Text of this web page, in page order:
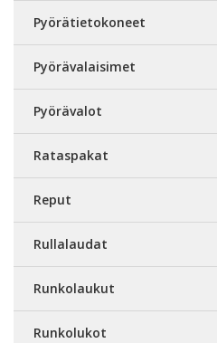
Pyörätietokoneet
Pyörävalaisimet
Pyörävalot
Rataspakat
Reput
Rullalaudat
Runkolaukut
Runkolukot